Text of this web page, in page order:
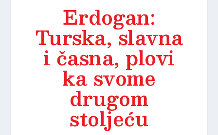
Erdogan:
Turska, slavna
i časna, plovi
ka svome
drugom
stoljeću